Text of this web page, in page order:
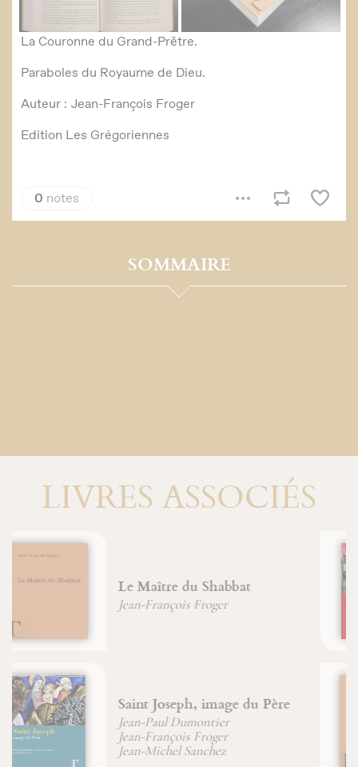
SOMMAIRE
LIVRES ASSOCIÉS
Sainte Marie-Madeleine
Jean-François Froger
Jean-Michel Sanchez
Le XXIe siècle sera celui du
mysticisme
Didier Brenot